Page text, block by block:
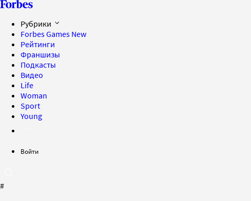
Рубрики
Forbes Games New
Рейтинги
Франшизы
Подкасты
Видео
Life
Woman
Sport
Young
Войти
#